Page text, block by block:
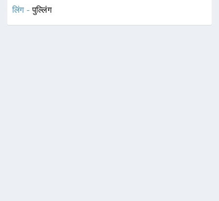
लिंग -पुल्लिंग